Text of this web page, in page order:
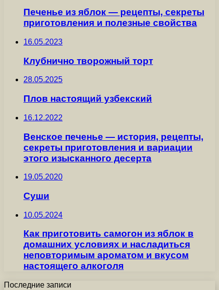
Печенье из яблок — рецепты, секреты
приготовления и полезные свойства
16.05.2023
Клубнично творожный торт
28.05.2025
Плов настоящий узбекский
16.12.2022
Венское печенье — история, рецепты,
секреты приготовления и вариации
этого изысканного десерта
19.05.2020
Суши
10.05.2024
Как приготовить самогон из яблок в
домашних условиях и насладиться
неповторимым ароматом и вкусом
настоящего алкоголя
Последние записи